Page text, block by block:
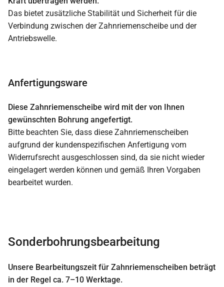
Das bietet zusätzliche Stabilität und Sicherheit für die
Verbindung zwischen der Zahnriemenscheibe und der
Antriebswelle.
Anfertigungsware
Diese Zahnriemenscheibe wird mit der von Ihnen
gewünschten Bohrung angefertigt.
Bitte beachten Sie, dass diese Zahnriemenscheiben
aufgrund der kundenspezifischen Anfertigung vom
Widerrufsrecht ausgeschlossen sind, da sie nicht wieder
eingelagert werden können und gemäß Ihren Vorgaben
bearbeitet wurden.
Sonderbohrungsbearbeitung
Unsere Bearbeitungszeit für Zahnriemenscheiben beträgt
in der Regel ca. 7–10 Werktage.